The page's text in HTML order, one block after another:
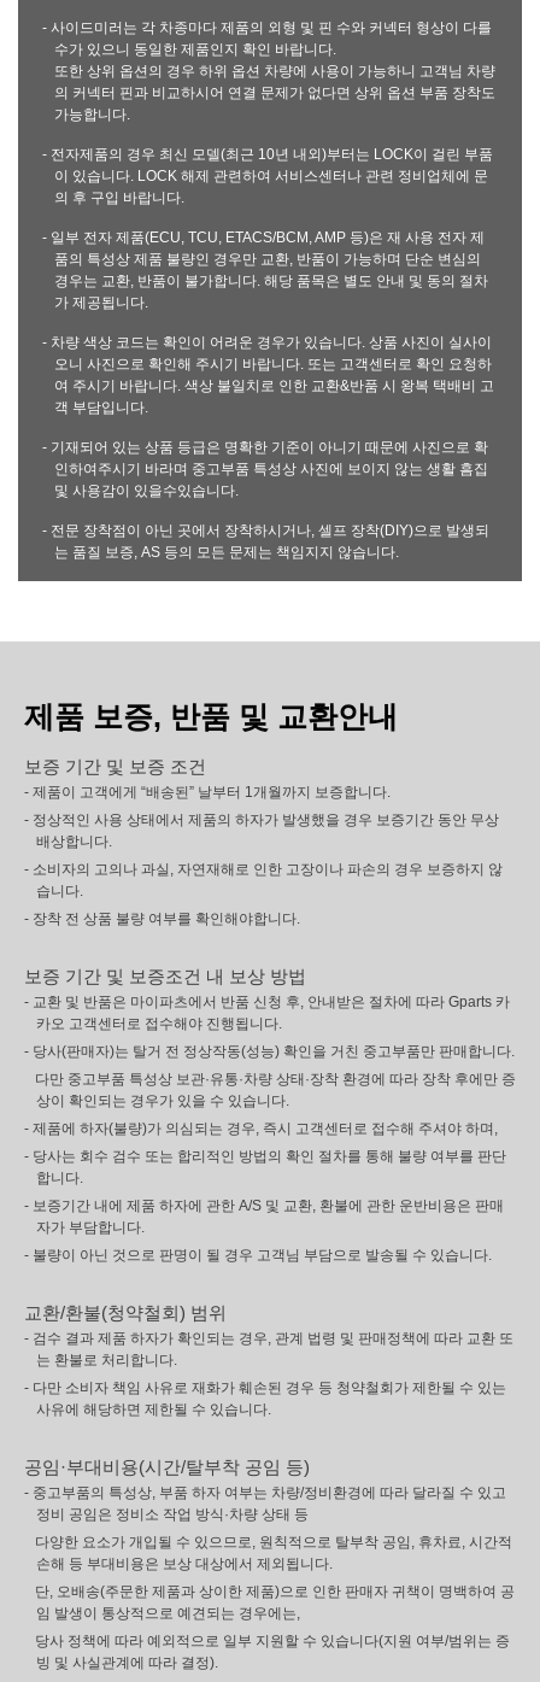
- 사이드미러는 각 차종마다 제품의 외형 및 핀 수와 커넥터 형상이 다를
수가 있으니 동일한 제품인지 확인 바랍니다.
또한 상위 옵션의 경우 하위 옵션 차량에 사용이 가능하니 고객님 차량
의 커넥터 핀과 비교하시어 연결 문제가 없다면 상위 옵션 부품 장착도
가능합니다.
- 전자제품의 경우 최신 모델(최근 10년 내외)부터는 LOCK이 걸린 부품
이 있습니다. LOCK 해제 관련하여 서비스센터나 관련 정비업체에 문
의 후 구입 바랍니다.
- 일부 전자 제품(ECU, TCU, ETACS/BCM, AMP 등)은 재 사용 전자 제
품의 특성상 제품 불량인 경우만 교환, 반품이 가능하며 단순 변심의
경우는 교환, 반품이 불가합니다. 해당 품목은 별도 안내 및 동의 절차
가 제공됩니다.
- 차량 색상 코드는 확인이 어려운 경우가 있습니다. 상품 사진이 실사이
오니 사진으로 확인해 주시기 바랍니다. 또는 고객센터로 확인 요청하
여 주시기 바랍니다. 색상 불일치로 인한 교환&반품 시 왕복 택배비 고
객 부담입니다.
- 기재되어 있는 상품 등급은 명확한 기준이 아니기 때문에 사진으로 확
인하여주시기 바라며 중고부품 특성상 사진에 보이지 않는 생활 흠집
및 사용감이 있을수있습니다.
- 전문 장착점이 아닌 곳에서 장착하시거나, 셀프 장착(DIY)으로 발생되
는 품질 보증, AS 등의 모든 문제는 책임지지 않습니다.
제품 보증, 반품 및 교환안내
보증 기간 및 보증 조건
- 제품이 고객에게 “배송된” 날부터 1개월까지 보증합니다.
- 정상적인 사용 상태에서 제품의 하자가 발생했을 경우 보증기간 동안 무상
배상합니다.
- 소비자의 고의나 과실, 자연재해로 인한 고장이나 파손의 경우 보증하지 않
습니다.
- 장착 전 상품 불량 여부를 확인해야합니다.
보증 기간 및 보증조건 내 보상 방법
- 교환 및 반품은 마이파츠에서 반품 신청 후, 안내받은 절차에 따라 Gparts 카
카오 고객센터로 접수해야 진행됩니다.
- 당사(판매자)는 탈거 전 정상작동(성능) 확인을 거친 중고부품만 판매합니다.
다만 중고부품 특성상 보관·유통·차량 상태·장착 환경에 따라 장착 후에만 증
상이 확인되는 경우가 있을 수 있습니다.
- 제품에 하자(불량)가 의심되는 경우, 즉시 고객센터로 접수해 주셔야 하며,
- 당사는 회수 검수 또는 합리적인 방법의 확인 절차를 통해 불량 여부를 판단
합니다.
- 보증기간 내에 제품 하자에 관한 A/S 및 교환, 환불에 관한 운반비용은 판매
자가 부담합니다.
- 불량이 아닌 것으로 판명이 될 경우 고객님 부담으로 발송될 수 있습니다.
교환/환불(청약철회) 범위
- 검수 결과 제품 하자가 확인되는 경우, 관계 법령 및 판매정책에 따라 교환 또
는 환불로 처리합니다.
- 다만 소비자 책임 사유로 재화가 훼손된 경우 등 청약철회가 제한될 수 있는
사유에 해당하면 제한될 수 있습니다.
공임·부대비용(시간/탈부착 공임 등)
- 중고부품의 특성상, 부품 하자 여부는 차량/정비환경에 따라 달라질 수 있고
정비 공임은 정비소 작업 방식·차량 상태 등
다양한 요소가 개입될 수 있으므로, 원칙적으로 탈부착 공임, 휴차료, 시간적
손해 등 부대비용은 보상 대상에서 제외됩니다.
단, 오배송(주문한 제품과 상이한 제품)으로 인한 판매자 귀책이 명백하여 공
임 발생이 통상적으로 예견되는 경우에는,
당사 정책에 따라 예외적으로 일부 지원할 수 있습니다(지원 여부/범위는 증
빙 및 사실관계에 따라 결정).